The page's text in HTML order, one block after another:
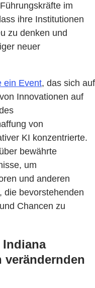
im
ihre Institutionen
zu denken und
neuer
ein Event, das sich auf
Innovationen auf
von
KI konzentrierte.
bewährte
um
und anderen
die bevorstehenden
Chancen zu